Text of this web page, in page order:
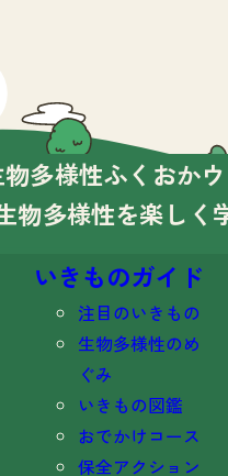
多様性ふくおかウ
物多様性を楽しく
いきものガイド
注目のいきもの
生物多様性のめ
ぐみ
いきもの図鑑
おでかけコース
保全アクション